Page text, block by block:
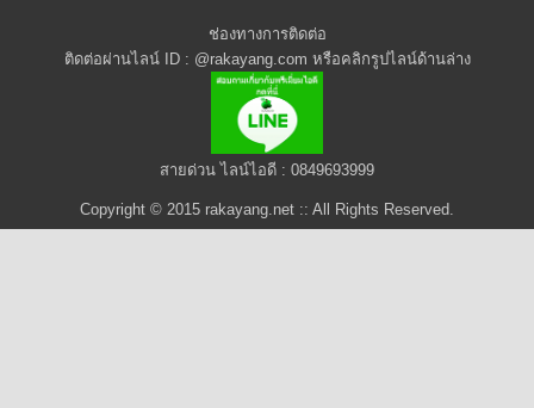
ช่องทางการติดต่อ
ติดต่อผ่านไลน์ ID : @rakayang.com หรือคลิกรูปไลน์ด้านล่าง
สายด่วน ไลน์ไอดี : 0849693999
Copyright © 2015 rakayang.net :: All Rights Reserved.